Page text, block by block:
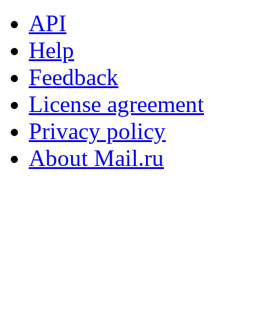
API
Help
Feedback
License agreement
Privacy policy
About Mail.ru